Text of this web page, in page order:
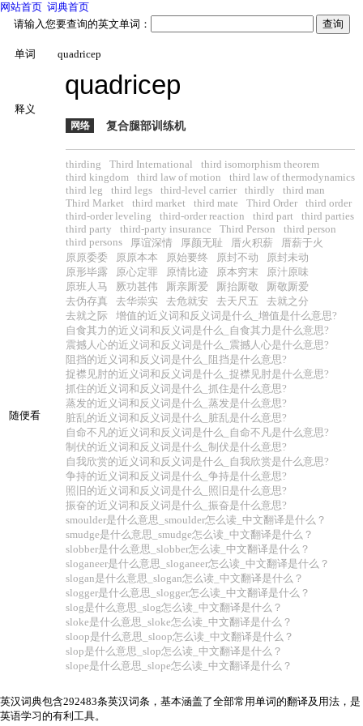
网站首页 词典首页
请输入您要查询的英文单词：
单词 quadricep
释义
quadricep
网络 复合腿部训练机
随便看
thirding Third International
third isomorphism theorem
third kingdom
third law of motion
third law of thermodynamics
third leg
third legs third-level carrier thirdly
third man
Third Market
third market third mate Third Order
third order
third-order leveling
third-order reaction third part
third parties
third party
third-party insurance Third Person
third person
third persons
厚谊深情 厚颜无耻 厝火积薪
厝薪于火
原原委委
原原本本 原始要终 原封不动
原封未动
原形毕露
原心定罪 原情比迹 原本穷末
原汁原味
原班人马
厥功甚伟 厮亲厮爱 厮抬厮敬
厮敬厮爱
去伪存真
去华崇实 去危就安 去天尺五
去就之分
去就之际
增值的近义词和反义词是什么_增值是什么意思?
自食其力的近义词和反义词是什么_自食其力是什么意思?
震撼人心的近义词和反义词是什么_震撼人心是什么意思?
阻挡的近义词和反义词是什么_阻挡是什么意思?
捉襟见肘的近义词和反义词是什么_捉襟见肘是什么意思?
抓住的近义词和反义词是什么_抓住是什么意思?
蒸发的近义词和反义词是什么_蒸发是什么意思?
脏乱的近义词和反义词是什么_脏乱是什么意思?
自命不凡的近义词和反义词是什么_自命不凡是什么意思?
制伏的近义词和反义词是什么_制伏是什么意思?
自我欣赏的近义词和反义词是什么_自我欣赏是什么意思?
争持的近义词和反义词是什么_争持是什么意思?
照旧的近义词和反义词是什么_照旧是什么意思?
振奋的近义词和反义词是什么_振奋是什么意思?
smoulder是什么意思_smoulder怎么读_中文翻译是什么？
smudge是什么意思_smudge怎么读_中文翻译是什么？
slobber是什么意思_slobber怎么读_中文翻译是什么？
sloganeer是什么意思_sloganeer怎么读_中文翻译是什么？
slogan是什么意思_slogan怎么读_中文翻译是什么？
slogger是什么意思_slogger怎么读_中文翻译是什么？
slog是什么意思_slog怎么读_中文翻译是什么？
sloke是什么意思_sloke怎么读_中文翻译是什么？
sloop是什么意思_sloop怎么读_中文翻译是什么？
slop是什么意思_slop怎么读_中文翻译是什么？
slope是什么意思_slope怎么读_中文翻译是什么？
英汉词典包含292483条英汉词条，基本涵盖了全部常用单词的翻译及用法，是
英语学习的有利工具。